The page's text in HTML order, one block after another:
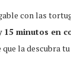
con las
minutos en
la descubra